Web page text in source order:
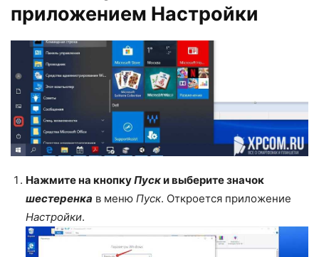
приложением Настройки
Нажмите на кнопкуПуски выберите значок
шестеренка в меню Пуск. Откроется приложение
Настройки.